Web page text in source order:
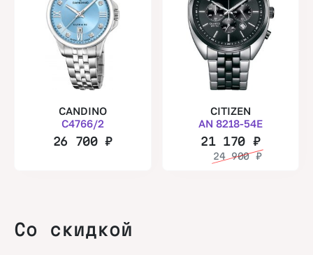
CANDINO
C4766/2
26 700₽
CITIZEN
AN 8218-54E
21 170 ₽
24 900₽
Со скидкой